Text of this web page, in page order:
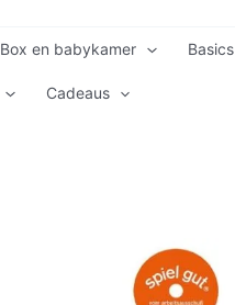
Box en babykamer Basics
Cadeaus